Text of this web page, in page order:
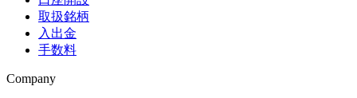
取扱銘柄
入出金
手数料
Company